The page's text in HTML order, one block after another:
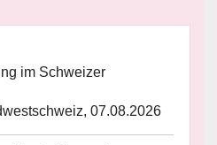
im Schweizer
07.08.2026